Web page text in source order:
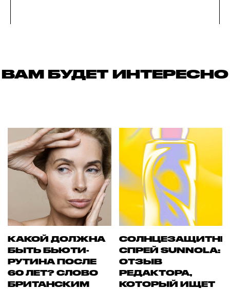
ВАМ БУДЕТ ИНТЕРЕСНО
КАКОЙ ДОЛЖНА
БЫТЬ БЬЮТИ-
РУТИНА ПОСЛЕ
60 ЛЕТ? СЛОВО
БРИТАНСКИМ
СПРЕЙ SUNNOLA:
ОТЗЫВ
РЕДАКТОРА,
КОТОРЫЙ ИЩЕТ